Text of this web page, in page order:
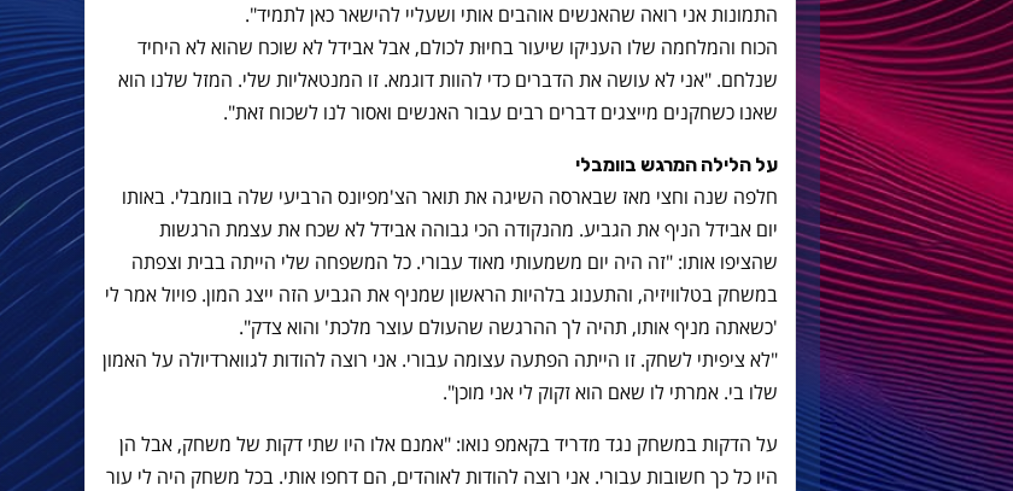
התמונות אני רואה שהאנשים אוהבים אותי ושעליי להישאר כאן לתמיד".
הכוח והמלחמה שלו העניקו שיעור בחיוּת לכולם, אבל אבידל לא שוכח שהוא לא היחיד
שנלחם. "אני לא עושה את הדברים כדי להוות דוגמא. זו המנטאליות שלי. המזל שלנו הוא
שאנו כשחקנים מייצגים דברים רבים עבור האנשים ואסור לנו לשכוח זאת".
על הלילה המרגש בוומבלי
חלפה שנה וחצי מאז שבארסה השיגה את תואר הצ'מפיונס הרביעי שלה בוומבלי. באותו
יום אבידל הניף את הגביע. מהנקודה הכי גבוהה אבידל לא שכח את עצמת הרגשות
שהציפו אותו: "זה היה יום משמעותי מאוד עבורי. כל המשפחה שלי הייתה בבית וצפתה
במשחק בטלוויזיה, והתענוג בלהיות הראשון שמניף את הגביע הזה ייצג המון. פויול אמר לי
'כשאתה מניף אותו, תהיה לך ההרגשה שהעולם עוצר מלכת' והוא צדק".
"לא ציפיתי לשחק. זו הייתה הפתעה עצומה עבורי. אני רוצה להודות לגווארדיולה על האמון
שלו בי. אמרתי לו שאם הוא זקוק לי אני מוכן".
על הדקות במשחק נגד מדריד בקאמפ נואו: "אמנם אלו היו שתי דקות של משחק, אבל הן
היו כל כך חשובות עבורי. אני רוצה להודות לאוהדים, הם דחפו אותי. בכל משחק היה לי עור